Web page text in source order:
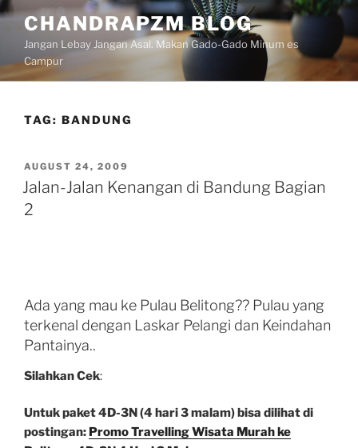
Skip
content
CHANDRAPZM BLOG
Jangan Lebay Jangan Asal. Makan Gado-Gado Minum es
Campur
TAG: BANDUNG
POSTED
ON
AUGUST 24, 2009
Jalan-Jalan Kenangan di Bandung Bagian
2
Ada yang mau ke Pulau Belitong?? Pulau yang
terkenal dengan Laskar Pelangi dan Keindahan
Pantainya..
Silahkan Cek:
Untuk paket 4D-3N (4 hari 3 malam) bisa dilihat di
postingan: Promo Travelling Wisata Murah ke